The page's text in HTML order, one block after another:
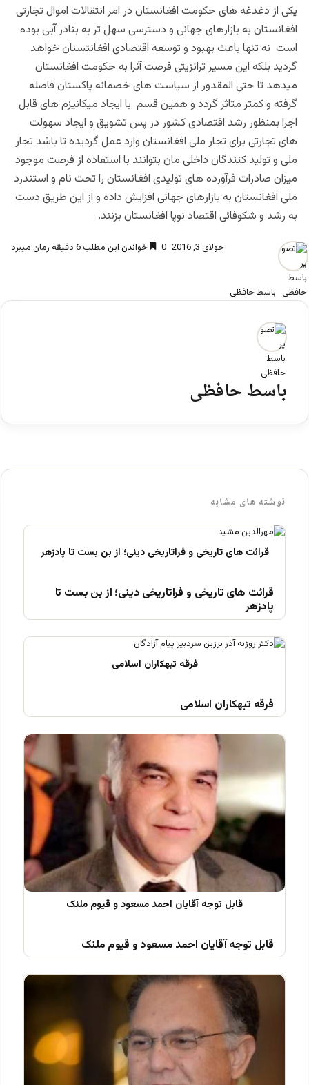
یکی از دغدغه های حکومت افغانستان در امر انتقالات اموال تجارتی
افغانستان به بازارهای جهانی و دسترسی سهل تر به بنادر آبی بوده
است نه تنها باعث بهبود و توسعه اقتصادی افغانتسنان خواهد
گردید بلکه این مسیر ترانزیتی فرصت آنرا به حکومت افغانستان
میدهد تا حتی المقدور از سیاست های خصمانه پاکستان فاصله
گرفته و کمتر متاثر گردد و همین قسم با ایجاد میکانیزم های قابل
اجرا بمنظور رشد اقتصادی کشور در پس تشویق و ایجاد سهولت
های تجارتی برای تجار ملی افغانستان وارد عمل گردیده تا باشد تجار
ملی و تولید کنندگان داخلی مان بتوانند با استفاده از فرصت موجود
میزان صادرات فرآورده های تولیدی افغانستان را تحت نام و استندرد
ملی افغانستان به بازارهای جهانی افزایش داده و از این طریق دست
به رشد و شکوفائی اقتصاد نوپا افغانستان بزنند.
باسط حافظی
جولای 3, 2016 0 خواندن این مطلب 6 دقیقه زمان میبرد
باسط حافظی
نوشته های مشابه
قرائت های تاریخی و فراتاریخی دینی؛ از بن بست تا
پادزهر
فرقه تبهکاران اسلامی
قابل توجه آقایان احمد مسعود و قیوم ملنک